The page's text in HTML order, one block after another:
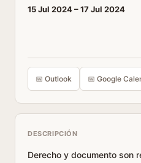
15 Jul 2024 –17 Jul 2024
📅 Outlook 📅 Google
DESCRIPCIÓN
Derecho y documento son